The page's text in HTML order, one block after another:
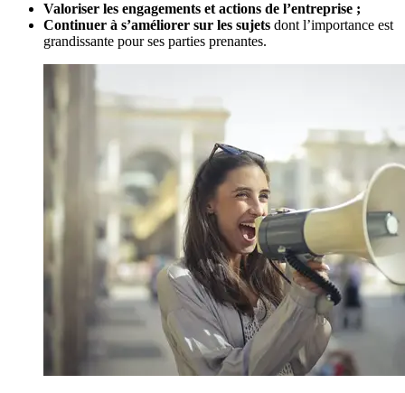
Valoriser les engagements et actions de l’entreprise ;
Continuer à s’améliorer sur les sujets dont l’importance est
grandissante pour ses parties prenantes.